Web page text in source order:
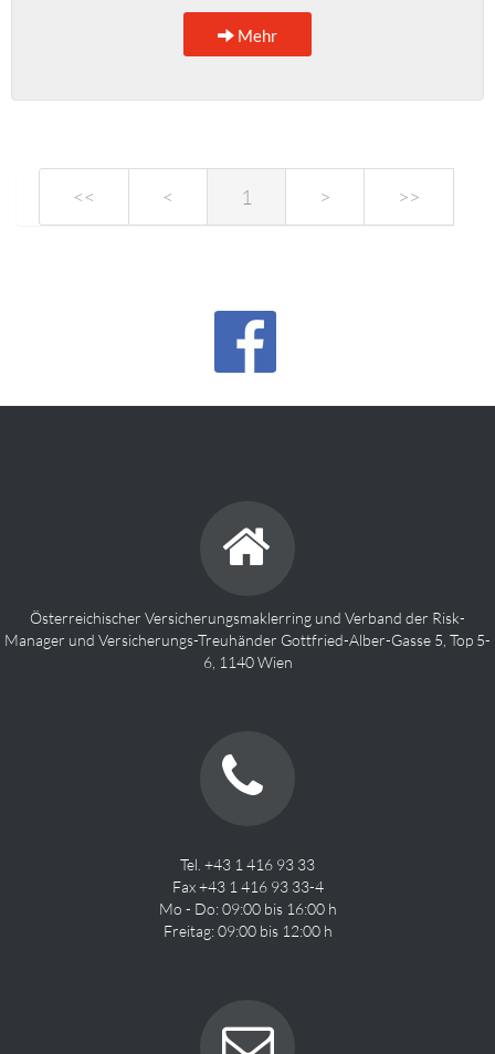
Mehr
<< < 1 > >>
Österreichischer Versicherungsmaklerring und Verband der Risk-
Manager und Versicherungs-Treuhänder Gottfried-Alber-Gasse 5, Top 5-
6, 1140 Wien
Tel. +43 1 416 93 33
Fax +43 1 416 93 33-4
Mo - Do: 09:00 bis 16:00 h
Freitag: 09:00 bis 12:00 h